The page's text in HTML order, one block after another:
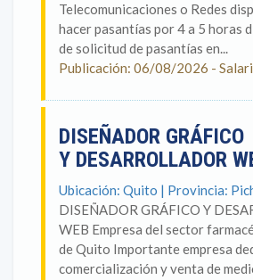
Telecomunicaciones o Redes
hacer pasantías por 4 a 5 horas
de solicitud de pasantías en...
Publicación: 06/08/2026 -
DISEÑADOR GRÁFICO
Y DESARROLLADOR
Ubicación: Quito | Provincia:
DISEÑADOR GRÁFICO Y
WEB Empresa del sector
de Quito Importante empresa
comercialización y venta de